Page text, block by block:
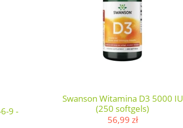
9 -
Swanson Witamina D3 5000 IU
(250 softgels)
56,99 zł